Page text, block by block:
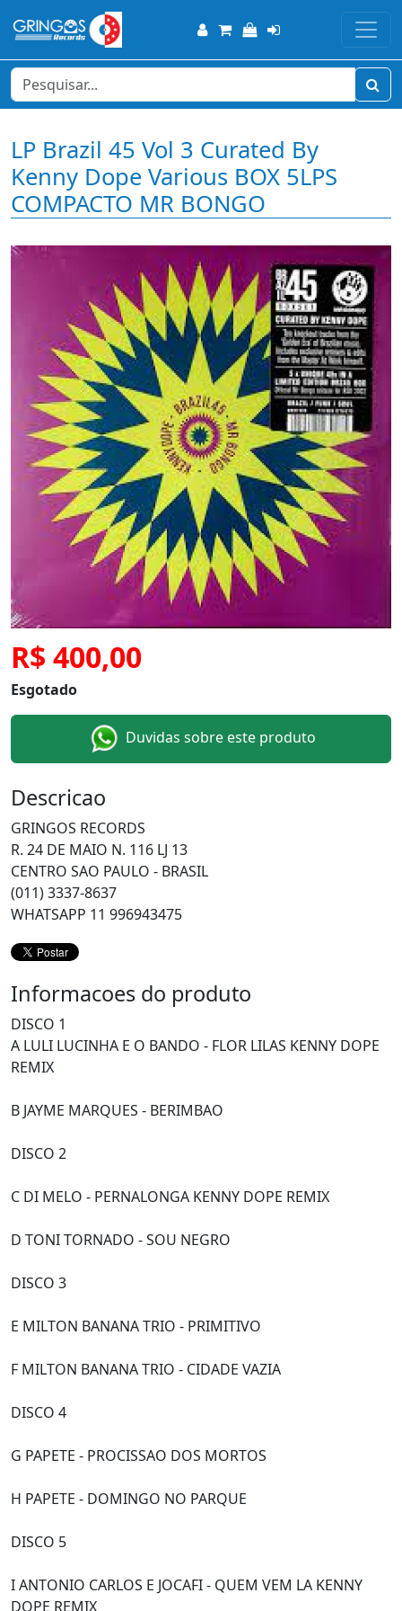
LP Brazil 45 Vol 3 Curated By
Kenny Dope Various BOX 5LPS
COMPACTO MR BONGO
R$ 400,00
Esgotado
Duvidas sobre este produto
Descricao
GRINGOS RECORDS
R. 24 DE MAIO N. 116 LJ 13
CENTRO SAO PAULO - BRASIL
(011) 3337-8637
WHATSAPP 11 996943475
Informacoes do produto
DISCO 1
A LULI LUCINHA E O BANDO - FLOR LILAS KENNY DOPE
REMIX
B JAYME MARQUES - BERIMBAO
DISCO 2
C DI MELO - PERNALONGA KENNY DOPE REMIX
D TONI TORNADO - SOU NEGRO
DISCO 3
E MILTON BANANA TRIO - PRIMITIVO
F MILTON BANANA TRIO - CIDADE VAZIA
DISCO 4
G PAPETE - PROCISSAO DOS MORTOS
H PAPETE - DOMINGO NO PARQUE
DISCO 5
I ANTONIO CARLOS E JOCAFI - QUEM VEM LA KENNY
DOPE REMIX